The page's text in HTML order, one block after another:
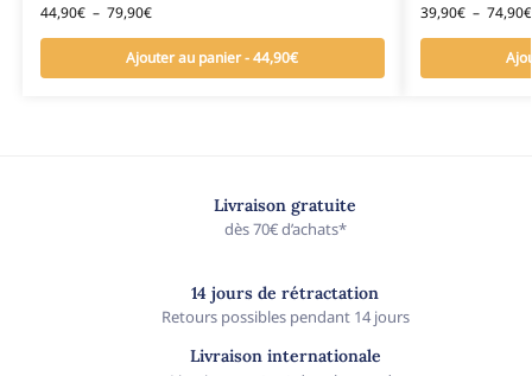
44,90€ – 79,90€
Ajouter au panier - 44,90€
39,90€ – 74,90€
Livraison gratuite
dès 70€ d’achats*
14 jours de rétractation
Retours possibles pendant 14 jours
Livraison internationale